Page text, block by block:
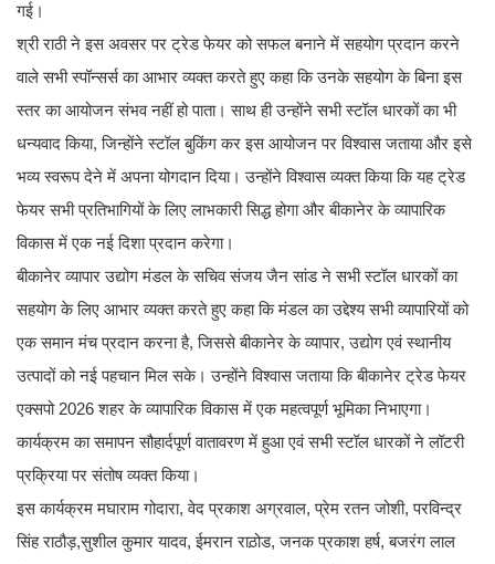
गई।
श्री राठी ने इस अवसर पर ट्रेड फेयर को सफल बनाने में सहयोग प्रदान करने
वाले सभी स्पॉन्सर्स का आभार व्यक्त करते हुए कहा कि उनके सहयोग के बिना इस
स्तर का आयोजन संभव नहीं हो पाता। साथ ही उन्होंने सभी स्टॉल धारकों का भी
धन्यवाद किया, जिन्होंने स्टॉल बुकिंग कर इस आयोजन पर विश्वास जताया और इसे
भव्य स्वरूप देने में अपना योगदान दिया। उन्होंने विश्वास व्यक्त किया कि यह ट्रेड
फेयर सभी प्रतिभागियों के लिए लाभकारी सिद्ध होगा और बीकानेर के व्यापारिक
विकास में एक नई दिशा प्रदान करेगा।
बीकानेर व्यापार उद्योग मंडल के सचिव संजय जैन सांड ने सभी स्टॉल धारकों का
सहयोग के लिए आभार व्यक्त करते हुए कहा कि मंडल का उद्देश्य सभी व्यापारियों को
एक समान मंच प्रदान करना है, जिससे बीकानेर के व्यापार, उद्योग एवं स्थानीय
उत्पादों को नई पहचान मिल सके। उन्होंने विश्वास जताया कि बीकानेर ट्रेड फेयर
एक्सपो 2026 शहर के व्यापारिक विकास में एक महत्वपूर्ण भूमिका निभाएगा।
कार्यक्रम का समापन सौहार्दपूर्ण वातावरण में हुआ एवं सभी स्टॉल धारकों ने लॉटरी
प्रक्रिया पर संतोष व्यक्त किया।
इस कार्यक्रम मघाराम गोदारा, वेद प्रकाश अग्रवाल, प्रेम रतन जोशी, परविन्द्र
सिंह राठौड़,सुशील कुमार यादव, ईमरान राठ़ोड, जनक प्रकाश हर्ष, बजरंग लाल